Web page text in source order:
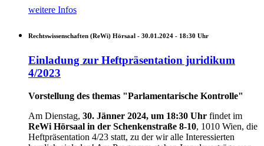
weitere Infos
Rechtswissenschaften (ReWi) Hörsaal - 30.01.2024 - 18:30 Uhr
Einladung zur Heftpräsentation juridikum
4/2023
Vorstellung des themas "Parlamentarische Kontrolle"
Am Dienstag, 30. Jänner 2024, um 18:30 Uhr findet im
ReWi Hörsaal in der Schenkenstraße 8-10, 1010 Wien, die
Heftpräsentation 4/23 statt, zu der wir alle Interessierten